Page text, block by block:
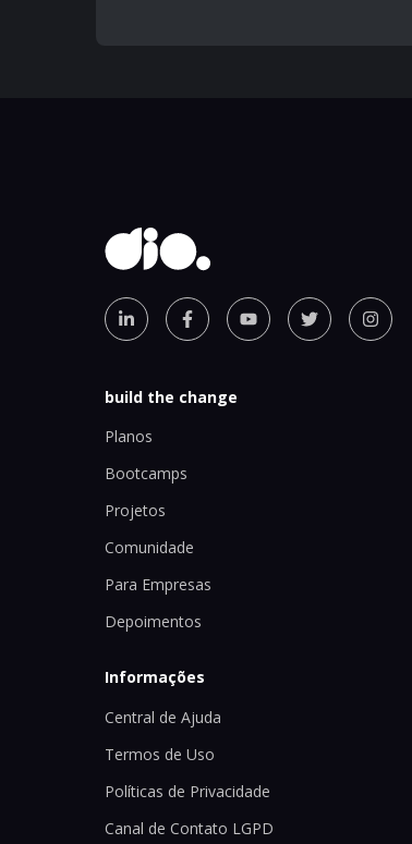
build the change
Planos
Bootcamps
Projetos
Comunidade
Para Empresas
Depoimentos
Informações
Central de Ajuda
Termos de Uso
Políticas de Privacidade
Canal de Contato LGPD